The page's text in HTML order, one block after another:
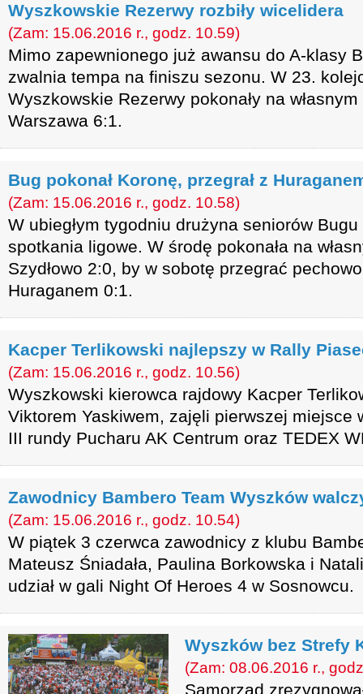
Wyszkowskie Rezerwy rozbiły wicelidera
(Zam: 15.06.2016 r., godz. 10.59)
Mimo zapewnionego już awansu do A-klasy
zwalnia tempa na finiszu sezonu. W 23.
Wyszkowskie Rezerwy pokonały na
Warszawa 6:1.
Bug pokonał Koronę, przegrał z
(Zam: 15.06.2016 r., godz. 10.58)
W ubiegłym tygodniu drużyna seniorów
spotkania ligowe. W środę pokonała na
Szydłowo 2:0, by w sobotę przegrać
Huraganem 0:1.
Kacper Terlikowski najlepszy w Rally
(Zam: 15.06.2016 r., godz. 10.56)
Wyszkowski kierowca rajdowy Kacper
Viktorem Yaskiwem, zajęli pierwszej miejsce
III rundy Pucharu AK Centrum oraz TEDEX
Zawodnicy Bambero Team Wyszków
(Zam: 15.06.2016 r., godz. 10.54)
W piątek 3 czerwca zawodnicy z klubu
Mateusz Śniadała, Paulina Borkowska i
udział w gali Night Of Heroes 4 w Sosnowcu.
Wyszków bez Strefy
(Zam: 08.06.2016 r.,
Samorząd